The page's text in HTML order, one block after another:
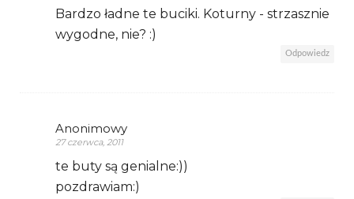
Bardzo ładne te buciki. Koturny - strzasznie
wygodne, nie? :)
Odpowiedz
Anonimowy
27 czerwca, 2011
te buty są genialne:))
pozdrawiam:)